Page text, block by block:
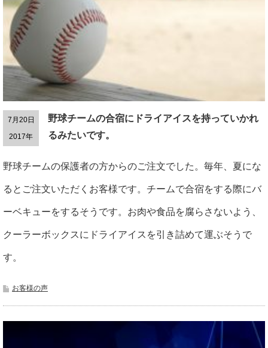
7月20日
2017年
野球チームの合宿にドライアイスを持っていかれ
るみたいです。
野球チームの保護者の方からのご注文でした。毎年、夏にな
るとご注文いただくお客様です。チームで合宿をする際にバ
ーベキューをするそうです。お肉や食品を腐らさないよう、
クーラーボックスにドライアイスを引き詰めて運ぶそうで
す。
お客様の声